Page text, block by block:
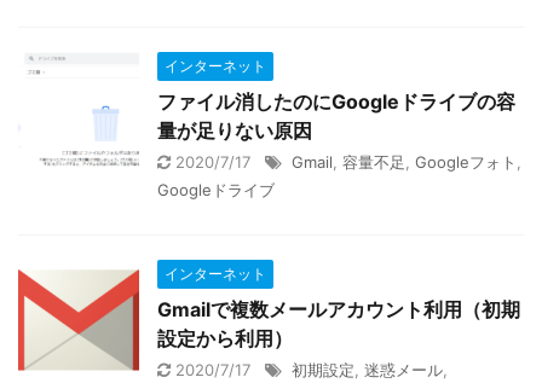
インターネット
ファイル消したのにGoogleドライブの容
量が足りない原因
2020/7/17 Gmail 容量不足 Googleフォト
Googleドライブ
インターネット
Gmailで複数メールアカウント利用（初期
設定から利用）
2020/7/17 初期設定 迷惑メール